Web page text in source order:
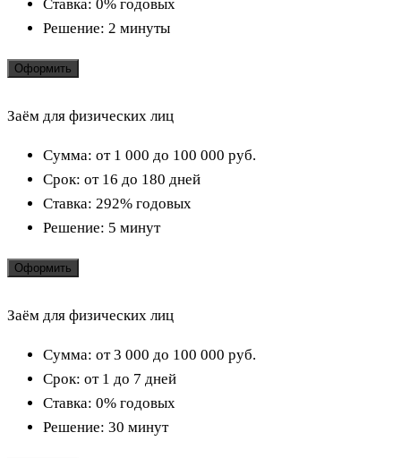
Ставка: 0% годовых
Решение: 2 минуты
Оформить
Заём для физических лиц
Сумма: от 1 000 до 100 000 руб.
Срок: от 16 до 180 дней
Ставка: 292% годовых
Решение: 5 минут
Оформить
Заём для физических лиц
Сумма: от 3 000 до 100 000 руб.
Срок: от 1 до 7 дней
Ставка: 0% годовых
Решение: 30 минут